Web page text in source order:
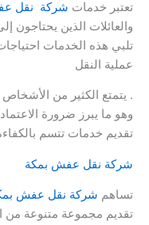
تعتبر خدمات شركة نقل
والعائلات الذين يحتاجون
تلبي هذه الخدمات احتياجات
عملية النقل
. يتمتع الكثير من
وهو ما يبرز ضرورة
تقديم خدمات تتسم
شركة نقل عفش بمكة
تساهم شركة نقل عفش
تقديم مجموعة متنوعة من